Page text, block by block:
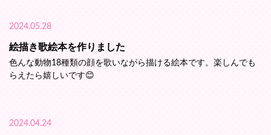
2024.05.28
絵描き歌絵本を作りました
色んな動物18種類の顔を歌いながら描ける絵本です。楽しんでも
らえたら嬉しいです😊
2024.04.24